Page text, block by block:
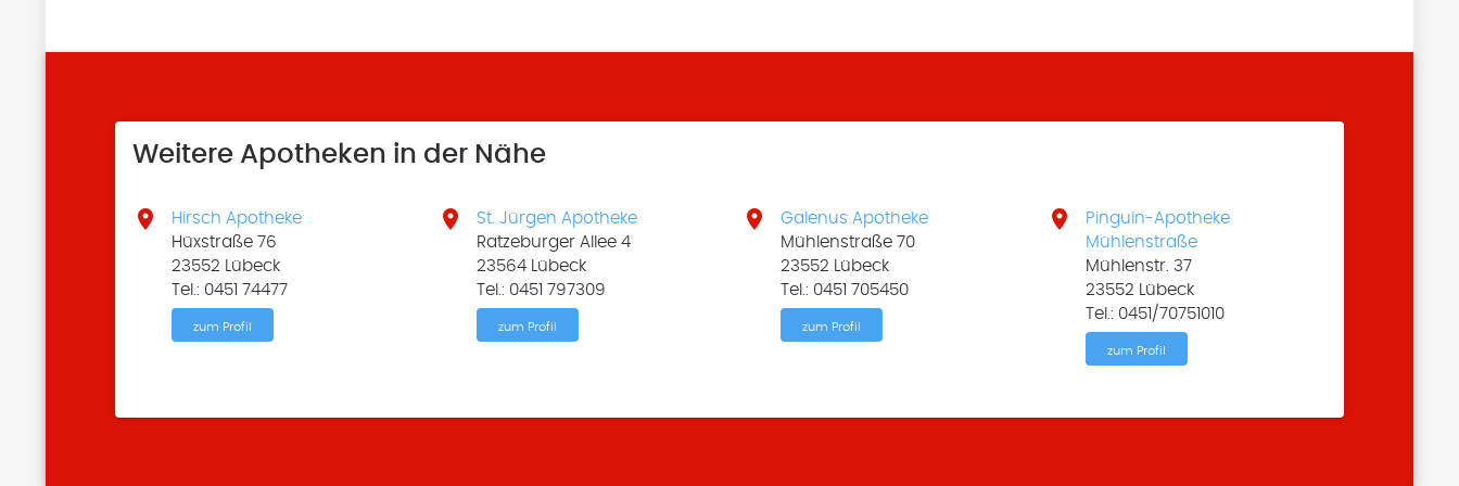
Weitere Apotheken in der Nähe

Hirsch Apotheke
Hüxstraße 76
23552 Lübeck
Tel.: 0451 74477
zum Profil

St. Jürgen Apotheke
Ratzeburger Allee 4
23564 Lübeck
Tel.: 0451 797309
zum Profil

Galenus Apotheke
Mühlenstraße 70
23552 Lübeck
Tel.: 0451 705450
zum Profil

Pinguin-Apotheke
Mühlenstraße
Mühlenstr. 37
23552 Lübeck
Tel.: 0451/70751010
zum Profil